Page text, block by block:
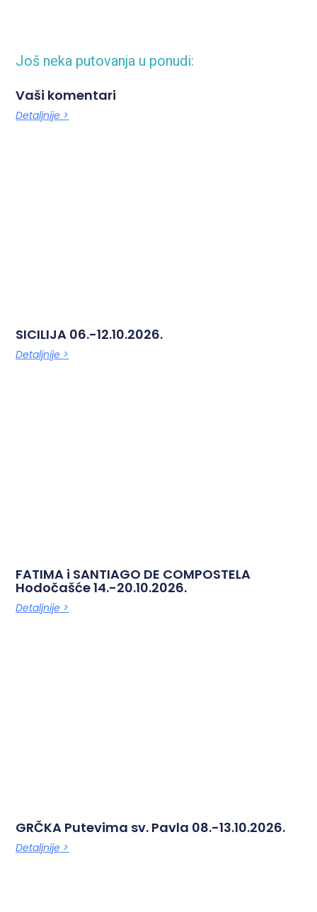
Još neka putovanja u ponudi:
Vaši komentari
Detaljnije >
SICILIJA 06.-12.10.2026.
Detaljnije >
FATIMA i SANTIAGO DE COMPOSTELA
Hodočašće 14.-20.10.2026.
Detaljnije >
GRČKA Putevima sv. Pavla 08.-13.10.2026.
Detaljnije >